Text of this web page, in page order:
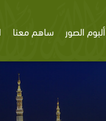
ألبوم الصور ساهم معنا